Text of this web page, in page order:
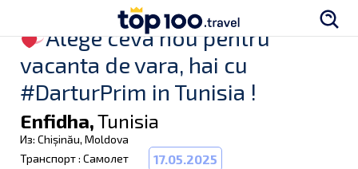
Alege ceva nou pentru
vacanta de vara, hai cu
#DarturPrim in Tunisia !
Enfidha,Tunisia
Из: Chișinău, Moldova
Транспорт : Самолет
17.05.2025